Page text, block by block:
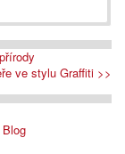
ve stylu Graffiti >>
Blog